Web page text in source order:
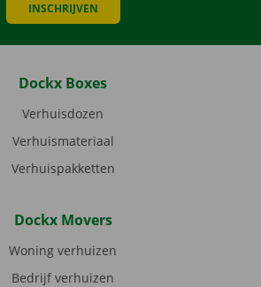
INSCHRIJVEN
Dockx Boxes
Verhuisdozen
Verhuismateriaal
Verhuispakketten
Dockx Movers
Woning verhuizen
Bedrijf verhuizen